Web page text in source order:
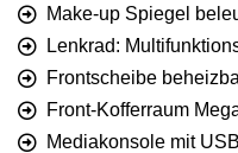
Make-up Spiegel
Lenkrad:
Frontscheibe
Front-Kofferraum
Mediakonsole mit USB